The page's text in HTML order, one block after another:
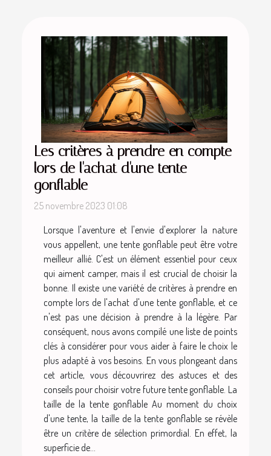
Les critères à prendre en compte
lors de l'achat d'une tente
gonflable
25 novembre 2023 01:08
Lorsque l'aventure et l'envie d'explorer la nature
vous appellent, une tente gonflable peut être votre
meilleur allié. C'est un élément essentiel pour ceux
qui aiment camper, mais il est crucial de choisir la
bonne. Il existe une variété de critères à prendre en
compte lors de l'achat d'une tente gonflable, et ce
n'est pas une décision à prendre à la légère. Par
conséquent, nous avons compilé une liste de points
clés à considérer pour vous aider à faire le choix le
plus adapté à vos besoins. En vous plongeant dans
cet article, vous découvrirez des astuces et des
conseils pour choisir votre future tente gonflable. La
taille de la tente gonflable Au moment du choix
d'une tente, la taille de la tente gonflable se révèle
être un critère de sélection primordial. En effet, la
superficie de...